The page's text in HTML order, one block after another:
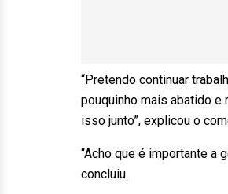
“Pretendo continuar
pouquinho mais abatido e
isso junto”, explicou o
“Acho que é importante a
concluiu.